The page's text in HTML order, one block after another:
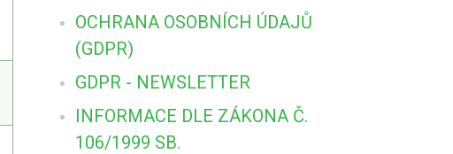
OCHRANA OSOBNÍCH ÚDAJŮ
(GDPR)
GDPR - NEWSLETTER
INFORMACE DLE ZÁKONA Č.
106/1999 SB.